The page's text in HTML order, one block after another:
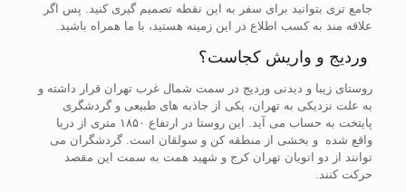
جامع تری بتوانید برای سفر به این نقطه تصمیم گیری کنید. پس اگر
علاقه مند به کسب اطلاع در این زمینه هستید، با ما همراه باشید.
وردیج و واریش کجاست؟
روستای زیبا و دیدنی وردیج در سمت شمال غرب تهران قرار داشته و
به علت نزدیکی به تهران، یکی از جاذبه های طبیعی و گردشگری
پایتخت به حساب می آید. این روستا در ارتفاع ۱۸۵۰ متری از دریا
واقع شده و بخشی از منطقه کن و سولقان است. گردشگران می
توانند از دو اتوبان تهران کرج و شهید همت به سمت این مقصد
حرکت کنند.